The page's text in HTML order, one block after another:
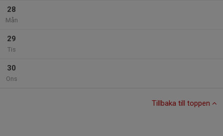
28
Mån
29
Tis
30
Ons
Tillbaka till toppen